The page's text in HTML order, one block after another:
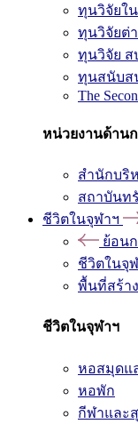
ทุนวิจัยใ
ทุนวิจัยต่
ทุนวิจัย ส
ทุนสนับส
The
หน่วยงานด้าน
สำนักบริ
สถาบันท
ชีวิตในจุฬาฯ
ย้อน
ชีวิตในจุ
พื้นที่สร้า
ชีวิตในจุฬาฯ
หอสมุดแ
หอพัก
กีฬาและ